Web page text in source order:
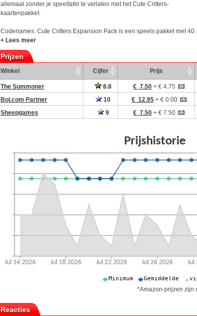
allemaal zonder je speeltafel te verlaten met het Cute Critters-
kaartenpakket.
Codenames: Cute Critters Expansion Pack is een speels pakket met 40
+ Lees meer
Prijzen
Winkel Cijfer Prijs
The Summoner 8.8 € 7.50 + € 4.75
Bol.com Partner
10 € 12.95+ € 0.00
Sheepgames
9 € 7.50 + € 7.50
*Amazon-prijzen zijn
Reacties